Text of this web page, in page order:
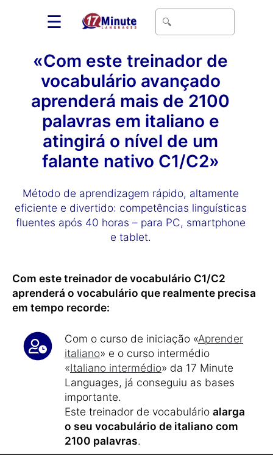
☰
«Com este treinador de
vocabulário avançado
aprenderá mais de 2100
palavras em italiano e
atingirá o nível de um
falante nativo C1/C2»
Método de aprendizagem rápido, altamente
eficiente e divertido: competências linguísticas
fluentes após 40 horas – para PC, smartphone
e tablet.
Com este treinador de vocabulário C1/C2
aprenderá o vocabulário que realmente precisa
em tempo recorde:
Com o curso de iniciação «Aprender
italiano» e o curso intermédio
«Italiano intermédio» da 17 Minute
Languages, já conseguiu as bases
importante.
Este treinador de vocabulário alarga
o seu vocabulário de italiano com
2100 palavras.